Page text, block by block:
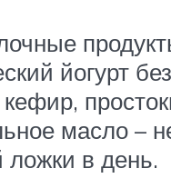
йогурт без
масло –
ложки в день.